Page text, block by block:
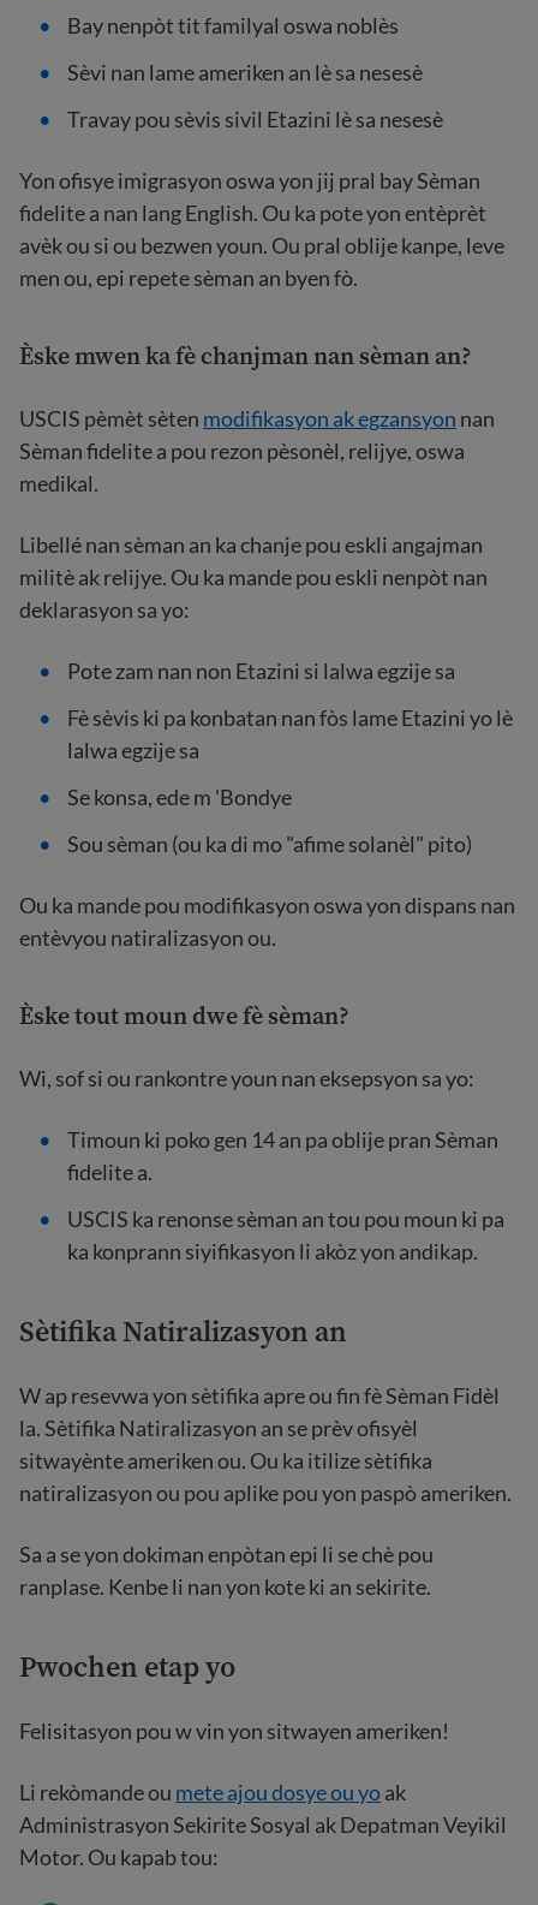
Bay nenpòt tit familyal oswa noblès
Sèvi nan lame ameriken an lè sa nesesè
Travay pou sèvis sivil Etazini lè sa nesesè
Yon ofisye imigrasyon oswa yon jij pral bay Sèman
fidelite a nan lang English. Ou ka pote yon entèprèt
avèk ou si ou bezwen youn. Ou pral oblije kanpe, leve
men ou, epi repete sèman an byen fò.
Èske mwen ka fè chanjman nan sèman an?
USCIS pèmèt sèten modifikasyon ak egzansyon nan
Sèman fidelite a pou rezon pèsonèl, relijye, oswa
medikal.
Libellé nan sèman an ka chanje pou eskli angajman
militè ak relijye. Ou ka mande pou eskli nenpòt nan
deklarasyon sa yo:
Pote zam nan non Etazini si lalwa egzije sa
Fè sèvis ki pa konbatan nan fòs lame Etazini yo lè
lalwa egzije sa
Se konsa, ede m 'Bondye
Sou sèman (ou ka di mo "afime solanèl" pito)
Ou ka mande pou modifikasyon oswa yon dispans nan
entèvyou natiralizasyon ou.
Èske tout moun dwe fè sèman?
Wi, sof si ou rankontre youn nan eksepsyon sa yo:
Timoun ki poko gen 14 an pa oblije pran Sèman
fidelite a.
USCIS ka renonse sèman an tou pou moun ki pa
ka konprann siyifikasyon li akòz yon andikap.
Sètifika Natiralizasyon an
W ap resevwa yon sètifika apre ou fin fè Sèman Fidèl
la. Sètifika Natiralizasyon an se prèv ofisyèl
sitwayènte ameriken ou. Ou ka itilize sètifika
natiralizasyon ou pou aplike pou yon paspò ameriken.
Sa a se yon dokiman enpòtan epi li se chè pou
ranplase. Kenbe li nan yon kote ki an sekirite.
Pwochen etap yo
Felisitasyon pou w vin yon sitwayen ameriken!
Li rekòmande ou mete ajou dosye ou yoak
Administrasyon Sekirite Sosyal ak Depatman Veyikil
Motor. Ou kapab tou: